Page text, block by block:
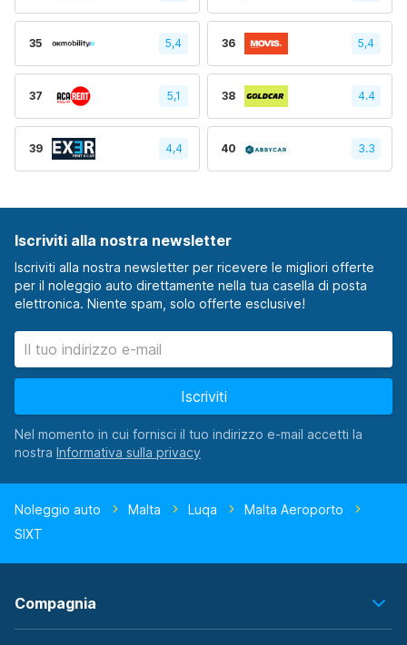
35 5,4 36 5,4
37 5,1 38 4.4
39 4,4 40 3.3
Iscriviti alla nostra newsletter
Iscriviti alla nostra newsletter per ricevere le migliori offerte
per il noleggio auto direttamente nella tua casella di posta
elettronica. Niente spam, solo offerte esclusive!
Iscriviti
Nel momento in cui fornisci il tuo indirizzo e-mail accetti la
nostra
Noleggio auto Malta Luqa
Malta Aeroporto
SIXT
Compagnia